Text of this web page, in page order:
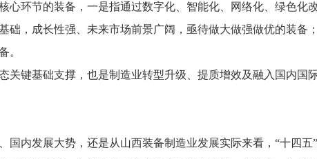
心环节的装备， 一是指通过数字化、 智能化、 网络化、 绿色化
础， 成长性强、 未来市场前景广阔， 亟待做大做强做优的装备；
。
关键基础支撑， 也是制造业转型升级、 提质增效及融入国内国
国内发展大势， 还是从山西装备制造业发展实际来看， “十四五